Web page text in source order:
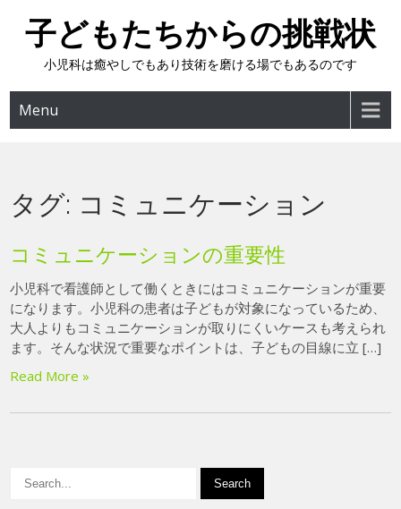
content子どもたちからの挑戦状
小児科は癒やしでもあり技術を磨ける場でもあるのです
Menu
タグ: コミュニケーション
コミュニケーションの重要性
小児科で看護師として働くときにはコミュニケーションが重要
になります。小児科の患者は子どもが対象になっているため、
大人よりもコミュニケーションが取りにくいケースも考えられ
ます。そんな状況で重要なポイントは、子どもの目線に立 […]
Read More »